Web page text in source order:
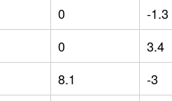
0 -1.3
0 3.4
8.1 -3